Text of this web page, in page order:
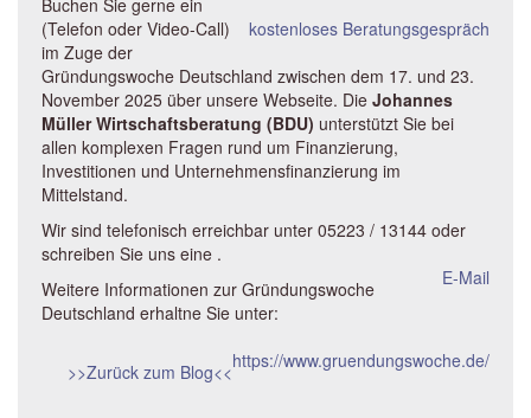
Buchen Sie gerne ein
kostenloses Beratungsgespräch
(Telefon oder Video-Call)
im Zuge der
Gründungswoche Deutschland zwischen dem 17. und 23.
November 2025 über unsere Webseite. Die Johannes
Müller Wirtschaftsberatung (BDU) unterstützt Sie bei
allen komplexen Fragen rund um Finanzierung,
Investitionen und Unternehmensfinanzierung im
Mittelstand.
Wir sind telefonisch erreichbar unter 05223 / 13144 oder
schreiben Sie uns eine
E-Mail
.
Weitere Informationen zur Gründungswoche
Deutschland erhaltne Sie unter:
https://www.gruendungswoche.de/
>>Zurück zum Blog<<